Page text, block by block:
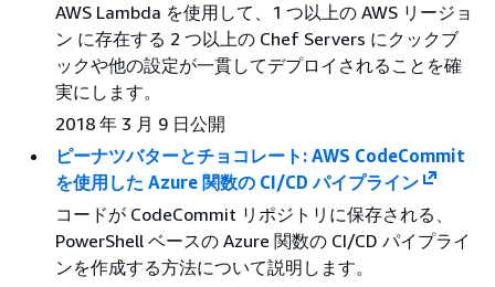
AWS Lambda を使用して、1 つ以上の AWS リージョ
ン に存在する 2 つ以上の Chef Servers にクックブ
ックや他の設定が一貫してデプロイされることを確
実にします。
2018 年 3 月 9 日公開
ピーナツバターとチョコレート: AWS CodeCommit
を使用した Azure 関数の CI/CD パイプライン
コードが CodeCommit リポジトリに保存される、
PowerShell ベースの Azure 関数の CI/CD パイプライ
ンを作成する方法について説明します。